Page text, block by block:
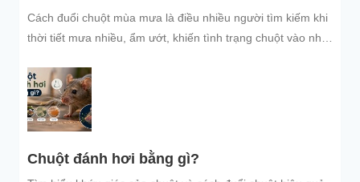
Cách đuổi chuột mùa mưa là điều nhiều người tìm kiếm khi
thời tiết mưa nhiều, ẩm ướt, khiến tình trạng chuột vào nhà
Chuột đánh hơi bằng gì?